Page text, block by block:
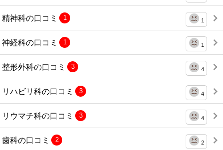
精神科の口コミ 1
1
神経科の口コミ 1
1
整形外科の口コミ 4
3
リハビリ科の口コミ 4
3
リウマチ科の口コミ 4
3
歯科の口コミ 2
2